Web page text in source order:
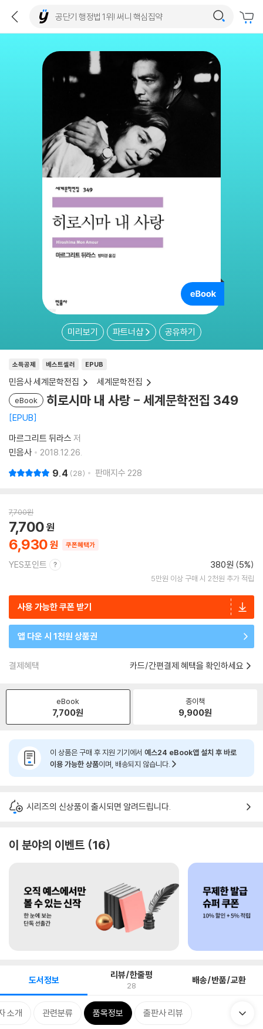
미리보기 파트너샵 공유하기
소득공제 베스트셀러 EPUB
민음사 세계문학전집 세계문학전집
eBook 히로시마 내 사랑 - 세계문학전집 349
EPUB
마르그리트 뒤라스 저
민음사
2018.12.26.
9.4 28 판매지수 228
7,700원
6,930
7,700
쿠폰혜택가
YES포인트 380원 (5%)
5만원 이상 구매 시 2천원 추가 적립
사용 가능한 쿠폰 받기
앱 다운 시 1천원 상품권
결제혜택 카드/간편결제 혜택을 확인하세요
eBook
7,700원
종이책
9,900원
이 상품은 구매 후 지원 기기에서 예스24 eBook앱 설치 후 바로
이용 가능한 상품이며, 배송되지 않습니다.
시리즈의 신상품이 출시되면 알려드립니다.
이 분야의 이벤트 16
도서정보 리뷰/한줄평
28 배송/반품/교환
소개 관련분류 품목정보 출판사 리뷰